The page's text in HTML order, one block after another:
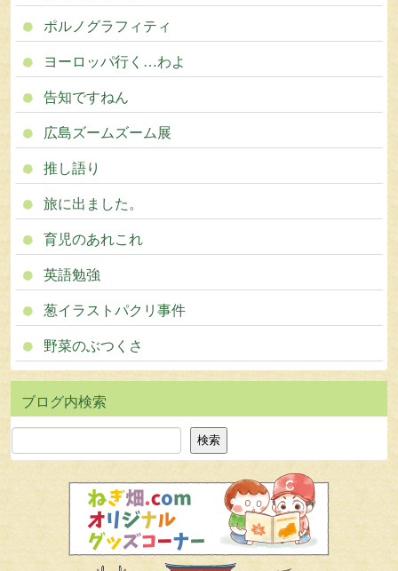
ポルノグラフィティ
ヨーロッパ行く…わよ
告知ですねん
広島ズームズーム展
推し語り
旅に出ました。
育児のあれこれ
英語勉強
葱イラストパクリ事件
野菜のぶつくさ
検索 検索